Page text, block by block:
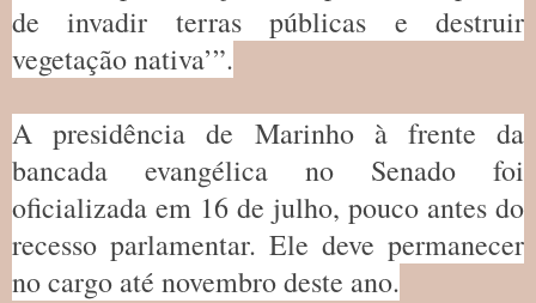
de invadir terras públicas e destruir
vegetação nativa’”.
A presidência de Marinho à frente da
bancada evangélica no Senado foi
oficializada em 16 de julho, pouco antes do
recesso parlamentar. Ele deve permanecer
no cargo até novembro deste ano.